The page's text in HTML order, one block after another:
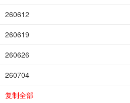
260612
260619
260626
260704
复制全部